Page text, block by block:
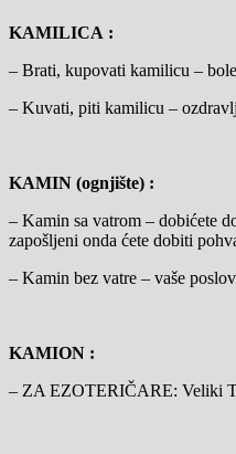
KAMILICA :
– Brati, kupovati kamilicu –
– Kuvati, piti kamilicu –
KAMIN (ognjište) :
– Kamin sa vatrom – dobićete
zapošljeni onda ćete dobiti
– Kamin bez vatre – vaše
KAMION :
– ZA EZOTERIČARE: Veliki